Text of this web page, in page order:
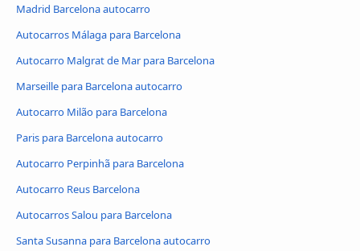
Madrid Barcelona autocarro
Autocarros Málaga para Barcelona
Autocarro Malgrat de Mar para Barcelona
Marseille para Barcelona autocarro
Autocarro Milão para Barcelona
Paris para Barcelona autocarro
Autocarro Perpinhã para Barcelona
Autocarro Reus Barcelona
Autocarros Salou para Barcelona
Santa Susanna para Barcelona autocarro